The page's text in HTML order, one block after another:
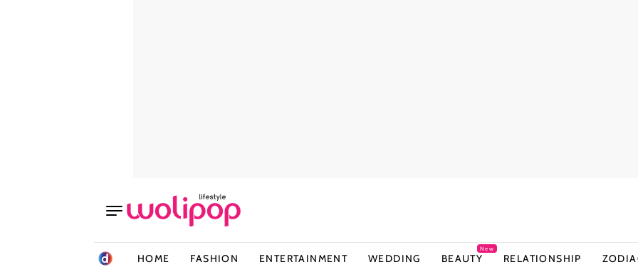
HOME FASHION ENTERTAINMENT WEDDING BEAUTY
New
RELATIONSHIP